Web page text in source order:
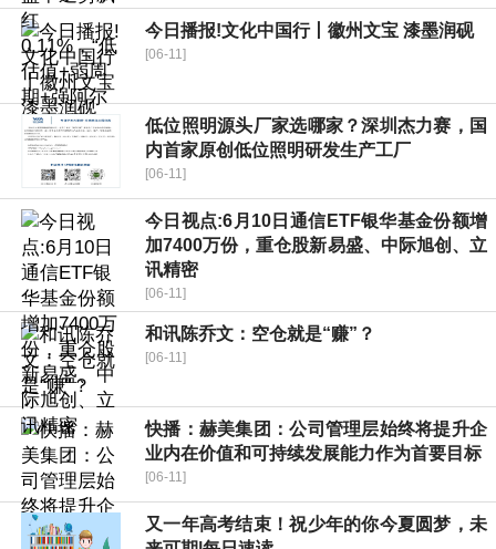
今日播报!文化中国行丨徽州文宝 漆墨润砚
[06-11]
低位照明源头厂家选哪家？深圳杰力赛，国
内首家原创低位照明研发生产工厂
[06-11]
今日视点:6月10日通信ETF银华基金份额增
加7400万份，重仓股新易盛、中际旭创、立
讯精密
[06-11]
和讯陈乔文：空仓就是“赚”？
[06-11]
快播：赫美集团：公司管理层始终将提升企
业内在价值和可持续发展能力作为首要目标
[06-11]
又一年高考结束！祝少年的你今夏圆梦，未